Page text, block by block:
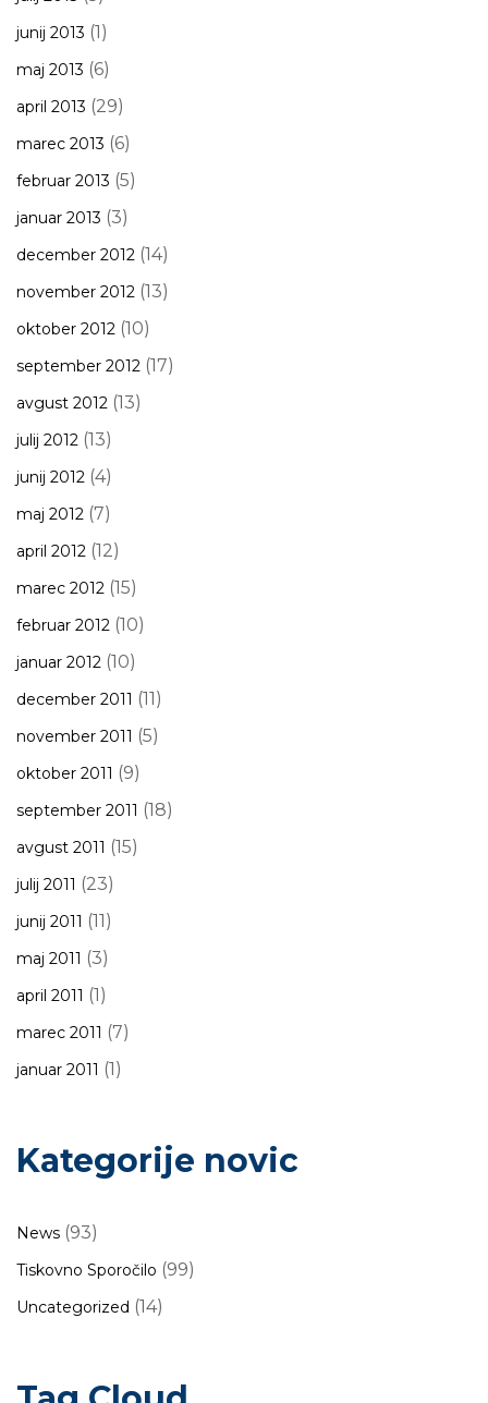
junij 2013 (1)
maj 2013 (6)
april 2013 (29)
marec 2013 (6)
februar 2013 (5)
januar 2013 (3)
december 2012 (14)
november 2012 (13)
oktober 2012 (10)
september 2012 (17)
avgust 2012 (13)
julij 2012 (13)
junij 2012 (4)
maj 2012 (7)
april 2012 (12)
marec 2012 (15)
februar 2012 (10)
januar 2012 (10)
december 2011 (11)
november 2011 (5)
oktober 2011 (9)
september 2011 (18)
avgust 2011 (15)
julij 2011 (23)
junij 2011 (11)
maj 2011 (3)
april 2011 (1)
marec 2011 (7)
januar 2011 (1)
Kategorije novic
News (93)
Tiskovno Sporočilo (99)
Uncategorized (14)